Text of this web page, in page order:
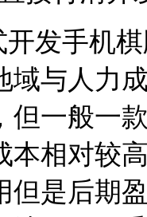
发手机
域与人力
但一般一
本相对较
但是后期